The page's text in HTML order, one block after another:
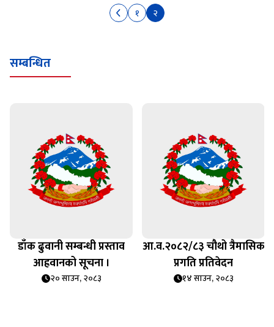
१ २
सम्बन्धित
डाँक ढुवानी सम्बन्धी प्रस्ताव
आह्रवानको सूचना ।
२० साउन, २०८३
आ.व.२०८२/८३ चौथो त्रैमासिक
प्रगति प्रतिवेदन
१४ साउन, २०८३